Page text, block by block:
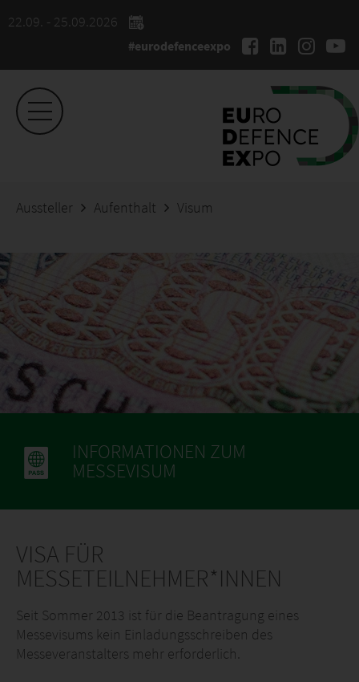
22.09. - 25.09.2026
#eurodefenceexpo
Aussteller Aufenthalt Visum
INFORMATIONEN ZUM
MESSEVISUM
VISA FÜR
MESSETEILNEHMER*INNEN
Seit Sommer 2013 ist für die Beantragung eines
Messevisums kein Einladungsschreiben des
Messeveranstalters mehr erforderlich.